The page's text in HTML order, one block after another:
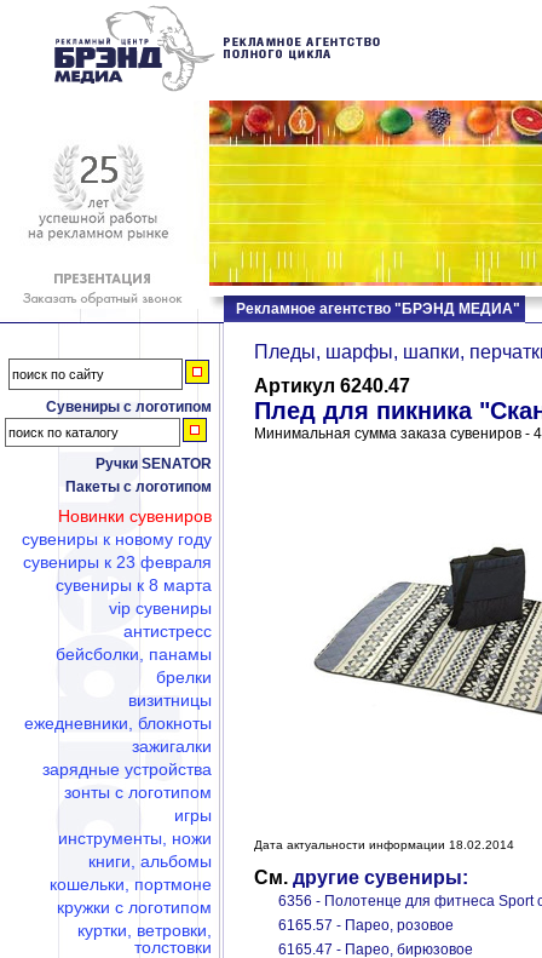
Сувениры с логотипом
Ручки SENATOR
Пакеты с логотипом
Новинки сувениров
сувениры к новому году
сувениры к 23 февраля
сувениры к 8 марта
vip сувениры
антистресс
бейсболки, панамы
брелки
визитницы
ежедневники, блокноты
зажигалки
зарядные устройства
зонты с логотипом
игры
инструменты, ножи
книги, альбомы
кошельки, портмоне
кружки с логотипом
куртки, ветровки,
толстовки
Рекламное агентство "БРЭНД МЕДИА"
Пледы, шарфы, шапки,
Артикул 6240.47
Плед для пикника
Минимальная сумма заказа сувениров -
Дата актуальности информации 18.02.2014
См. другие сувениры:
6356 - Полотенце для фитнеса Sport
6165.57 - Парео, розовое
6165.47 - Парео, бирюзовое